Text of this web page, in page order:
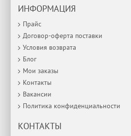
ИНФОРМАЦИЯ
Прайс
Договор-оферта поставки
Условия возврата
Блог
Мои заказы
Контакты
Вакансии
Политика конфиденциальности
КОНТАКТЫ